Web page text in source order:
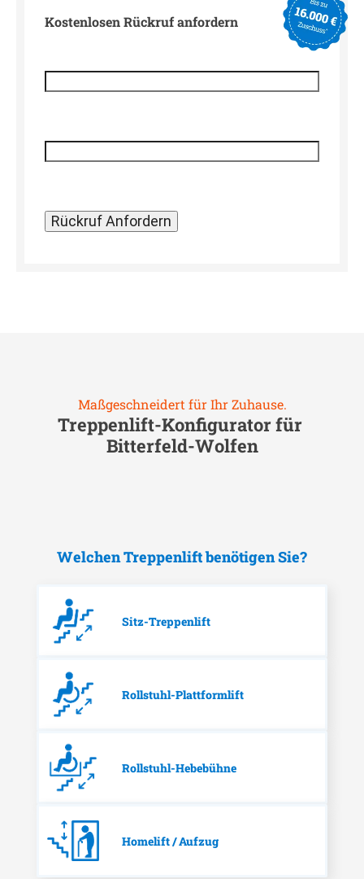
Kostenlosen Rückruf anfordern
Maßgeschneidert für Ihr Zuhause.
Treppenlift-Konfigurator für
Bitterfeld-Wolfen
Welchen Treppenlift benötigen Sie?
Sitz-Treppenlift
Rollstuhl-Plattformlift
Rollstuhl-Hebebühne
Homelift / Aufzug